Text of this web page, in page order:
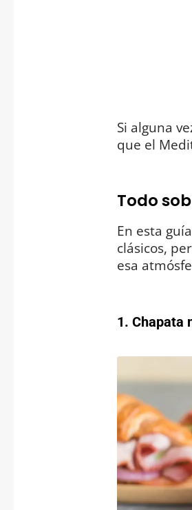
Si alguna
que el
Todo
En esta
clásicos,
esa
1. Chapata